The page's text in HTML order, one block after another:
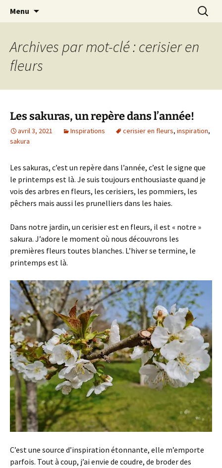
filsetcrayons
Le blog de Sophie A
Menu
Archives par mot-clé : cerisier en
fleurs
Les sakuras, un repère dans l’année!
avril 3, 2021 Inspirations cerisier en fleurs, inspiration,
sakura
Les sakuras, c’est un repère dans l’année, c’est le signe que
le printemps est là. Je suis toujours enthousiaste quand je
vois des arbres en fleurs, les cerisiers, les pommiers, les
pêchers mais aussi les prunelliers dans les haies.
Dans notre jardin, un cerisier est en fleurs, il est « notre »
sakura. J’adore le moment où nous découvrons les
premières fleurs toutes blanches. L’hiver se termine, le
printemps est là.
C’est une source d’inspiration étonnante, elle m’emporte
parfois. Tout à coup, j’ai envie de coudre, de broder des